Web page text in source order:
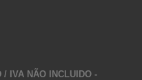
IVA NÃO INCLUIDO -